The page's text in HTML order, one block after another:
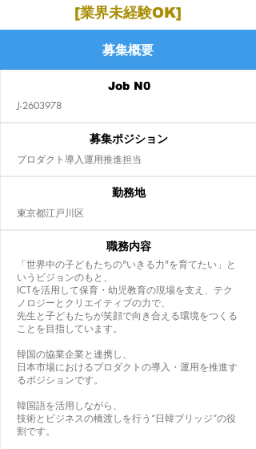
[業界未経験OK]
募集概要
Job N0
J-2603978
募集ポジション
プロダクト導入運用推進担当
​勤務地
東京都江戸川区
職務内容
「世界中の子どもたちの"いきる力"を育てたい」と
いうビジョンのもと、
ICTを活用して保育・幼児教育の現場を支え、テク
ノロジーとクリエイティブの力で、
先生と子どもたちが笑顔で向き合える環境をつくる
ことを目指しています。
韓国の協業企業と連携し、
日本市場におけるプロダクトの導入・運用を推進す
るポジションです。
韓国語を活用しながら、
技術とビジネスの橋渡しを行う“日韓ブリッジ”の役
割です。